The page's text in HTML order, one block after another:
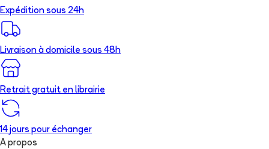
Expédition sous 24h
Livraison à domicile sous 48h
Retrait gratuit en librairie
14 jours pour échanger
A propos